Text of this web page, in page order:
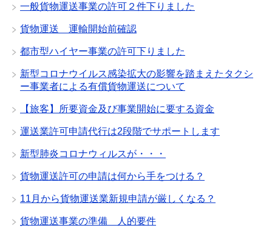
一般貨物運送事業の許可２件下りました
貨物運送 運輸開始前確認
都市型ハイヤー事業の許可下りました
新型コロナウイルス感染拡大の影響を踏まえたタクシ
ー事業者による有償貨物運送について
【旅客】所要資金及び事業開始に要する資金
運送業許可申請代行は2段階でサポートします
新型肺炎コロナウィルスが・・・
貨物運送許可の申請は何から手をつける？
11月から貨物運送業新規申請が厳しくなる？
貨物運送事業の準備 人的要件